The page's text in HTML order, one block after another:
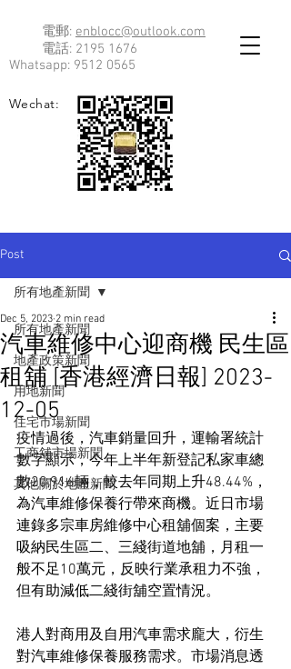
電郵: enblocc@outlook.com
電話: 2195 1676
Whatsapp: 9512 0565
Wechat:
Post
所有地產新聞
地產政策新聞
用地新聞
住宅市場新聞
工商舖市場新聞
其他關於地產新聞
所有地產新聞
汽車維修中心迎商機 民生區
租舖 [香港經濟日報] 2023-
12-05
Dec 5, 2023 2 min read
疫情過後，汽車銷量回升，運輸署統計
數字顯示，今年上半年新登記私家車總
數20,916輛，較去年同期上升48.44%，
為汽車維修保養行帶來商機。近日市場
連錄多宗車房維修中心租舖個案，主要
吸納民生區二、三綫街道地舖，月租一
般不足10萬元，反映行業承租力不強，
但有助減低二綫街舖空置情況。
港人對商用及自用汽車需求龐大，衍生
對汽車維修保養服務需求。市場消息透